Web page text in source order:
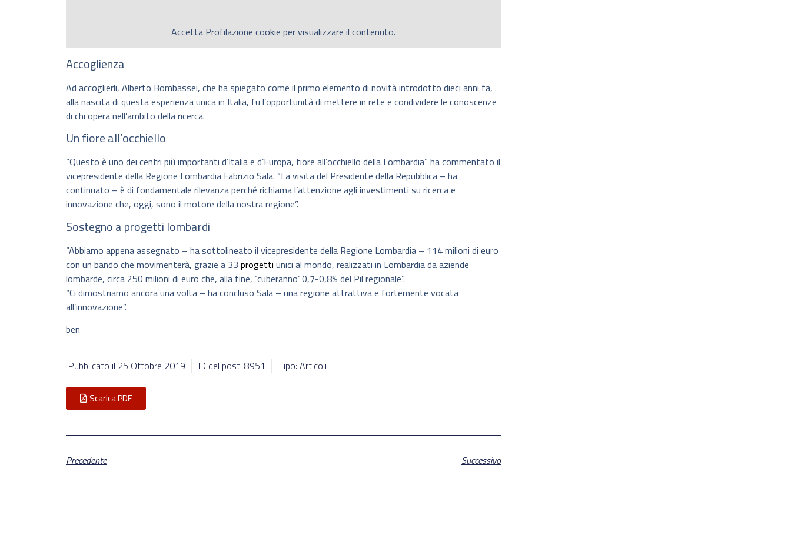
Accetta Profilazione cookie per visualizzare il contenuto.
Accoglienza
Ad accoglierli, Alberto Bombassei, che ha spiegato come il primo elemento di novità introdotto dieci anni fa,
alla nascita di questa esperienza unica in Italia, fu l’opportunità di mettere in rete e condividere le conoscenze
di chi opera nell’ambito della ricerca.
Un fiore all’occhiello
“Questo è uno dei centri più importanti d’Italia e d’Europa, fiore all’occhiello della Lombardia” ha commentato il
vicepresidente della Regione Lombardia Fabrizio Sala. “La visita del Presidente della Repubblica – ha
continuato – è di fondamentale rilevanza perché richiama l’attenzione agli investimenti su ricerca e
innovazione che, oggi, sono il motore della nostra regione”.
Sostegno a progetti lombardi
“Abbiamo appena assegnato – ha sottolineato il vicepresidente della Regione Lombardia – 114 milioni di euro
con un bando che movimenterà, grazie a 33 progetti unici al mondo, realizzati in Lombardia da aziende
lombarde, circa 250 milioni di euro che, alla fine, ‘cuberanno’ 0,7-0,8% del Pil regionale”.
“Ci dimostriamo ancora una volta – ha concluso Sala – una regione attrattiva e fortemente vocata
all’innovazione”.
ben
Pubblicato il 25 Ottobre 2019 ID del post: 8951 Tipo: Articoli
Scarica PDF
Precedente Successivo